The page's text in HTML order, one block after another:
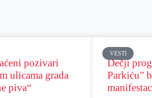
pozivari
ulicama grada
piva“
VESTI
Dečji
Parkiću”